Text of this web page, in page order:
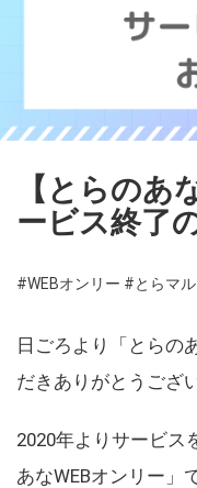
【とらのあ
ービス終了
#WEBオンリー #とらマル
日ごろより「とらの
だきありがとうござ
2020年よりサービス
あなWEBオンリー」